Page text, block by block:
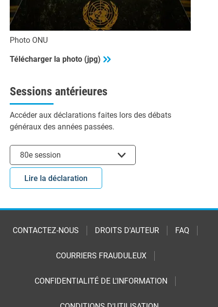
Photo ONU
Télécharger la photo (jpg)
Sessions antérieures
Accéder aux déclarations faites lors des débats
généraux des années passées.
80e session
Lire la déclaration
CONTACTEZ-NOUS DROITS D'AUTEUR FAQ
COURRIERS FRAUDULEUX
CONFIDENTIALITÉ DE L'INFORMATION